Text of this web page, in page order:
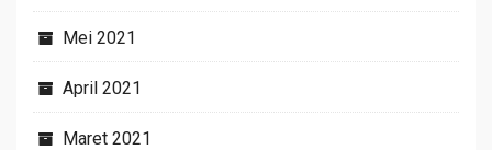
Mei 2021
April 2021
Maret 2021